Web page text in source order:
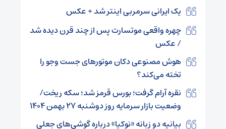
یک ایرانی سرمربی اینتر شد + عکس
چهره واقعی موتسارت پس از چند قرن دیده شد
/ عکس
هوش مصنوعی دکان موتورهای جست وجو را
تخته می‌کند؟
نقره آرام گرفت؛ بورس قرمز شد؛ سکه ریخت/
وضعیت بازار سرمایه روز دوشنبه ۲۷ بهمن ۱۴۰۴
بیانیه دو زبانه «نوکیا» درباره گوشی‌های جعلی